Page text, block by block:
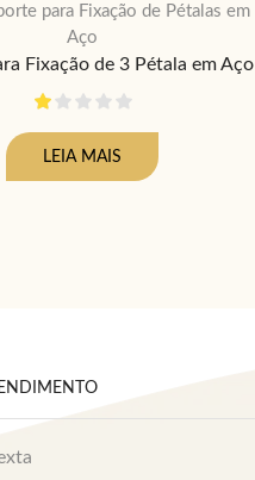
para Fixação de Pétalas em
Aço
Fixação de 3 Pétala em Aço
LEIA MAIS